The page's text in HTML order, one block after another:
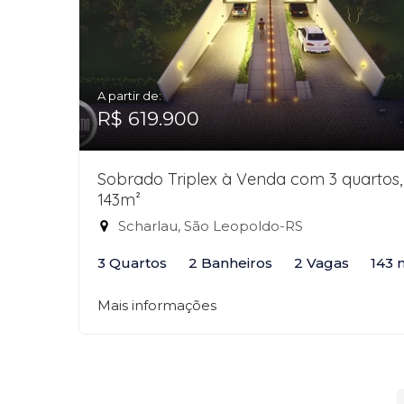
A partir de:
R$ 619.900
Sobrado Triplex à Venda com 3 quartos,
143m²
Scharlau, São Leopoldo-RS
3 Quartos 2 Banheiros 2 Vagas 143
Mais informações